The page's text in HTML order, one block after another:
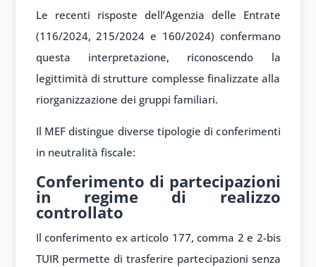
Le recenti risposte dell’Agenzia delle Entrate
(116/2024, 215/2024 e 160/2024) confermano
questa interpretazione, riconoscendo la
legittimità di strutture complesse finalizzate alla
riorganizzazione dei gruppi familiari.
Il MEF distingue diverse tipologie di conferimenti
in neutralità fiscale:
Conferimento di partecipazioni
in regime di realizzo
controllato
Il conferimento ex articolo 177, comma 2 e 2-bis
TUIR permette di trasferire partecipazioni senza